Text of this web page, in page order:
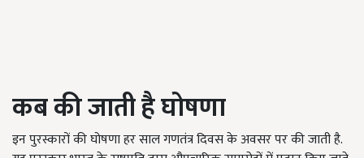
कब की जाती है घोषणा
इन पुरस्कारों की घोषणा हर साल गणतंत्र दिवस के अवसर पर की जाती है.